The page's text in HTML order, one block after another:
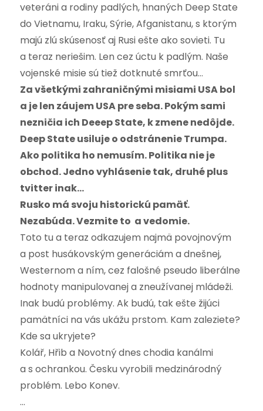
veteráni a rodiny padlých, hnaných Deep State
do Vietnamu, Iraku, Sýrie, Afganistanu, s ktorým
majú zlú skúsenosť aj Rusi ešte ako sovieti. Tu
a teraz neriešim. Len cez úctu k padlým. Naše
vojenské misie sú tiež dotknuté smrťou…
Za všetkými zahraničnými misiami USA bol
a je len záujem USA pre seba. Pokým sami
nezničia ich Deeep State, k zmene nedôjde.
Deep State usiluje o odstránenie Trumpa.
Ako politika ho nemusím. Politika nie je
obchod. Jedno vyhlásenie tak, druhé plus
tvitter inak…
Rusko má svoju historickú pamäť.
Nezabúda. Vezmite to a vedomie.
Toto tu a teraz odkazujem najmä povojnovým
a post husákovským generáciám a dnešnej,
Westernom a ním, cez falošné pseudo liberálne
hodnoty manipulovanej a zneužívanej mládeži.
Inak budú problémy. Ak budú, tak ešte žijúci
pamätníci na vás ukážu prstom. Kam zaleziete?
Kde sa ukryjete?
Kolář, Hřib a Novotný dnes chodia kanálmi
a s ochrankou. Česku vyrobili medzinárodný
problém. Lebo Konev.
…